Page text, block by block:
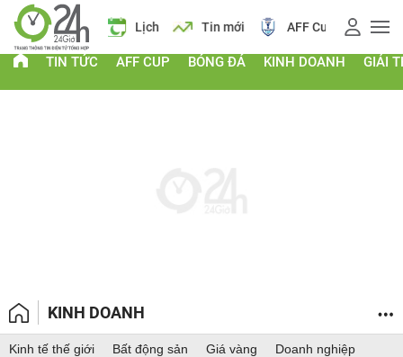
Lịch Tin mới AFF Cup Điểm chuẩn 2026
TIN TỨC AFF CUP BÓNG ĐÁ KINH DOANH GIẢI
KINH DOANH
Kinh tế thế giới Bất động sản Giá vàng Doanh nghiệp